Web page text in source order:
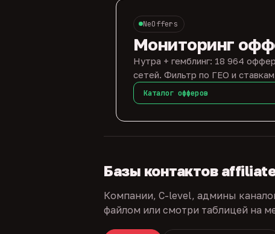
NeOffers
Мониторинг
Нутра + гемблинг: 18 964
сетей. Фильтр по ГЕО и
Каталог офферов
Базы контактов
Компании, C-level, админы
файлом или смотри таблицей на